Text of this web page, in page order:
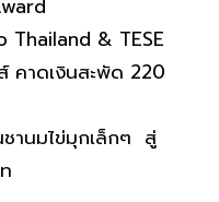
Thailand & TESE
คาดเงินสะพัด 220
านมไข่มุกเล็กๆ สู่